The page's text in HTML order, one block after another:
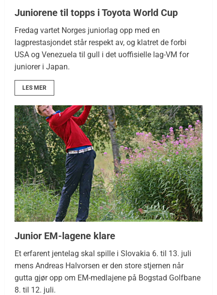
Juniorene til topps i Toyota World Cup
Fredag vartet Norges juniorlag opp med en
lagprestasjondet står respekt av, og klatret de forbi
USA og Venezuela til gull i det uoffisielle lag-VM for
juniorer i Japan.
LES MER
Junior EM-lagene klare
Et erfarent jentelag skal spille i Slovakia 6. til 13. juli
mens Andreas Halvorsen er den store stjernen når
gutta gjør opp om EM-medlajene på Bogstad Golfbane
8. til 12. juli.